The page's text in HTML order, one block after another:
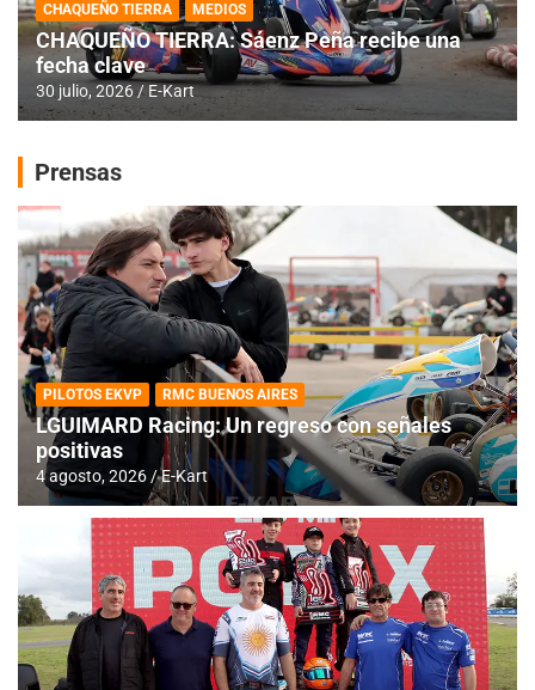
CHAQUEÑO TIERRA MEDIOS
CHAQUEÑO TIERRA: Sáenz Peña recibe una
fecha clave
30 julio, 2026 E-Kart
Prensas
PILOTOS EKVP RMC BUENOS AIRES
LGUIMARD Racing: Un regreso con señales
positivas
4 agosto, 2026 E-Kart